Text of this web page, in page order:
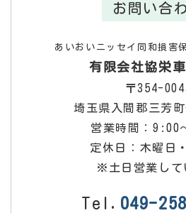
お問い合
あいおいニッセイ同和損
有限会社協栄
〒354-
埼玉県入間郡三芳
営業時間：9:00
定休日：木曜日
※土日営業して
Tel. 049-